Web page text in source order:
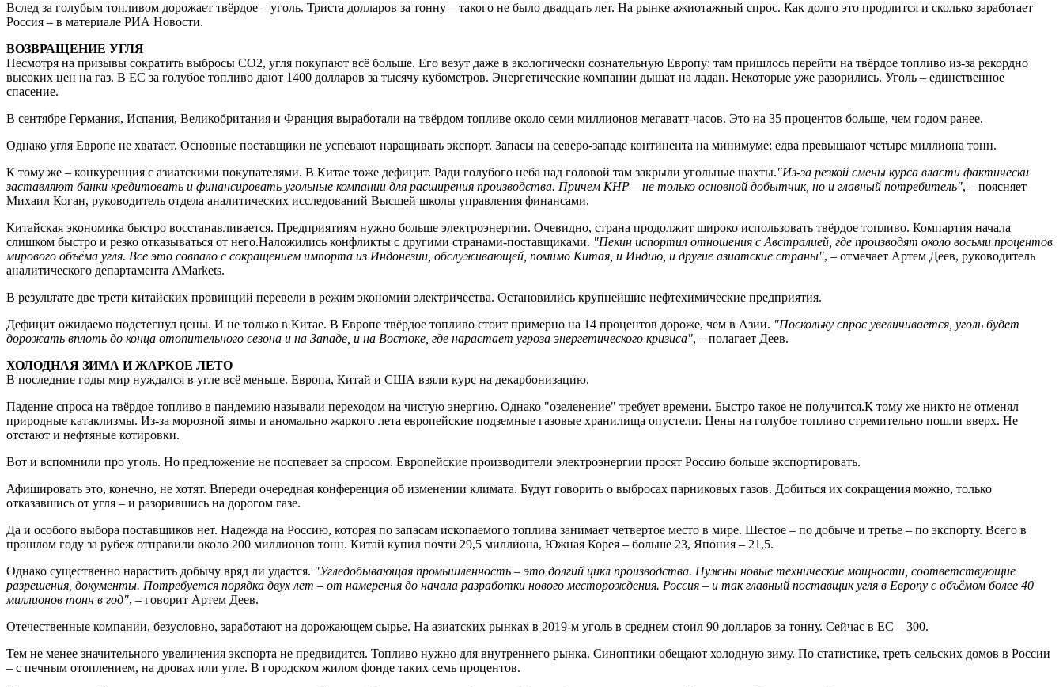
Вслед за голубым топливом дорожает твёрдое – уголь. Триста долларов за тонну – такого не было двадцать лет. На рынке ажиотажный спрос. Как долго это продлится и сколько заработает
Россия – в материале РИА Новости.
ВОЗВРАЩЕНИЕ УГЛЯ
Несмотря на призывы сократить выбросы CO2, угля покупают всё больше. Его везут даже в экологически сознательную Европу: там пришлось перейти на твёрдое топливо из-за рекордно
высоких цен на газ. В ЕС за голубое топливо дают 1400 долларов за тысячу кубометров. Энергетические компании дышат на ладан. Некоторые уже разорились. Уголь – единственное
спасение.
В сентябре Германия, Испания, Великобритания и Франция выработали на твёрдом топливе около семи миллионов мегаватт-часов. Это на 35 процентов больше, чем годом ранее.
Однако угля Европе не хватает. Основные поставщики не успевают наращивать экспорт. Запасы на северо-западе континента на минимуме: едва превышают четыре миллиона тонн.
К тому же – конкуренция с азиатскими покупателями. В Китае тоже дефицит. Ради голубого неба над головой там закрыли угольные шахты."Из-за резкой смены курса власти фактически
заставляют банки кредитовать и финансировать угольные компании для расширения производства. Причем КНР – не только основной добытчик, но и главный потребитель", – поясняет
Михаил Коган, руководитель отдела аналитических исследований Высшей школы управления финансами.
Китайская экономика быстро восстанавливается. Предприятиям нужно больше электроэнергии. Очевидно, страна продолжит широко использовать твёрдое топливо. Компартия начала
слишком быстро и резко отказываться от него.Наложились конфликты с другими странами-поставщиками. "Пекин испортил отношения с Австралией, где производят около восьми процентов
мирового объёма угля. Все это совпало с сокращением импорта из Индонезии, обслуживающей, помимо Китая, и Индию, и другие азиатские страны", – отмечает Артем Деев, руководитель
аналитического департамента AMarkets.
В результате две трети китайских провинций перевели в режим экономии электричества. Остановились крупнейшие нефтехимические предприятия.
Дефицит ожидаемо подстегнул цены. И не только в Китае. В Европе твёрдое топливо стоит примерно на 14 процентов дороже, чем в Азии. "Поскольку спрос увеличивается, уголь будет
дорожать вплоть до конца отопительного сезона и на Западе, и на Востоке, где нарастает угроза энергетического кризиса", – полагает Деев.
ХОЛОДНАЯ ЗИМА И ЖАРКОЕ ЛЕТО
В последние годы мир нуждался в угле всё меньше. Европа, Китай и США взяли курс на декарбонизацию.
Падение спроса на твёрдое топливо в пандемию называли переходом на чистую энергию. Однако "озеленение" требует времени. Быстро такое не получится.К тому же никто не отменял
природные катаклизмы. Из-за морозной зимы и аномально жаркого лета европейские подземные газовые хранилища опустели. Цены на голубое топливо стремительно пошли вверх. Не
отстают и нефтяные котировки.
Вот и вспомнили про уголь. Но предложение не поспевает за спросом. Европейские производители электроэнергии просят Россию больше экспортировать.
Афишировать это, конечно, не хотят. Впереди очередная конференция об изменении климата. Будут говорить о выбросах парниковых газов. Добиться их сокращения можно, только
отказавшись от угля – и разорившись на дорогом газе.
Да и особого выбора поставщиков нет. Надежда на Россию, которая по запасам ископаемого топлива занимает четвертое место в мире. Шестое – по добыче и третье – по экспорту. Всего в
прошлом году за рубеж отправили около 200 миллионов тонн. Китай купил почти 29,5 миллиона, Южная Корея – больше 23, Япония – 21,5.
Однако существенно нарастить добычу вряд ли удастся. "Угледобывающая промышленность – это долгий цикл производства. Нужны новые технические мощности, соответствующие
разрешения, документы. Потребуется порядка двух лет – от намерения до начала разработки нового месторождения. Россия – и так главный поставщик угля в Европу с объёмом более 40
миллионов тонн в год", – говорит Артем Деев.
Отечественные компании, безусловно, заработают на дорожающем сырье. На азиатских рынках в 2019-м уголь в среднем стоил 90 долларов за тонну. Сейчас в ЕС – 300.
Тем не менее значительного увеличения экспорта не предвидится. Топливо нужно для внутреннего рынка. Синоптики обещают холодную зиму. По статистике, треть сельских домов в России
– с печным отоплением, на дровах или угле. В городском жилом фонде таких семь процентов.